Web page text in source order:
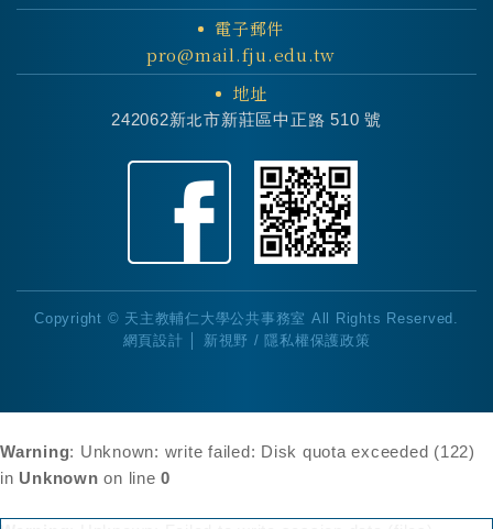
電子郵件
pro@mail.fju.edu.tw
地址
242062新北市新莊區中正路 510 號
Copyright © 天主教輔仁大學公共事務室 All Rights Reserved.
網頁設計 │ 新視野 / 隱私權保護政策
Warning: Unknown: write failed: Disk quota exceeded (122)
in Unknown on line0